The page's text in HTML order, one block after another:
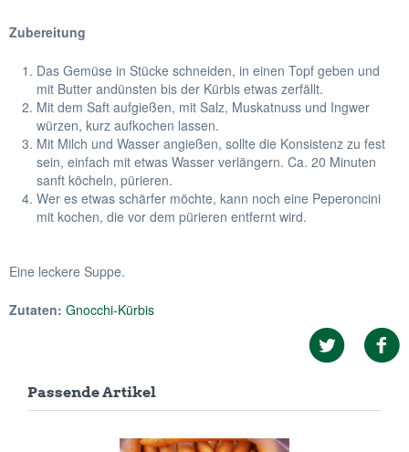
Zubereitung
Das Gemüse in Stücke schneiden, in einen Topf geben und
mit Butter andünsten bis der Kürbis etwas zerfällt.
Mit dem Saft aufgießen, mit Salz, Muskatnuss und Ingwer
würzen, kurz aufkochen lassen.
Mit Milch und Wasser angießen, sollte die Konsistenz zu fest
sein, einfach mit etwas Wasser verlängern. Ca. 20 Minuten
sanft köcheln, pürieren.
Wer es etwas schärfer möchte, kann noch eine Peperoncini
mit kochen, die vor dem pürieren entfernt wird.
Eine leckere Suppe.
Zutaten: Gnocchi-Kürbis
Passende Artikel